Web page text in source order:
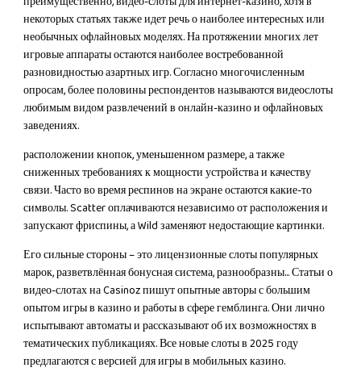
некоторых статьях также идет речь о наиболее интересных или
необычных офлайновых моделях. На протяжении многих лет
игровые аппараты остаются наиболее востребованной
разновидностью азартных игр. Согласно многочисленным
опросам, более половины респондентов называются видеослоты
любимым видом развлечений в онлайн-казино и офлайновых
заведениях.
расположении кнопок, уменьшенном размере, а также
сниженных требованиях к мощности устройства и качеству
связи. Часто во время респинов на экране остаются какие-то
символы. Scatter оплачиваются независимо от расположения и
запускают фриспины, а Wild заменяют недостающие картинки.
Его сильные стороны – это лицензионные слоты популярных
марок, разветвлённая бонусная система, разнообразны… Статьи о
видео-слотах на Casinoz пишут опытные авторы с большим
опытом игры в казино и работы в сфере гемблинга. Они лично
испытывают автоматы и рассказывают об их возможностях в
тематических публикациях. Все новые слоты в 2025 году
предлагаются с версией для игры в мобильных казино.